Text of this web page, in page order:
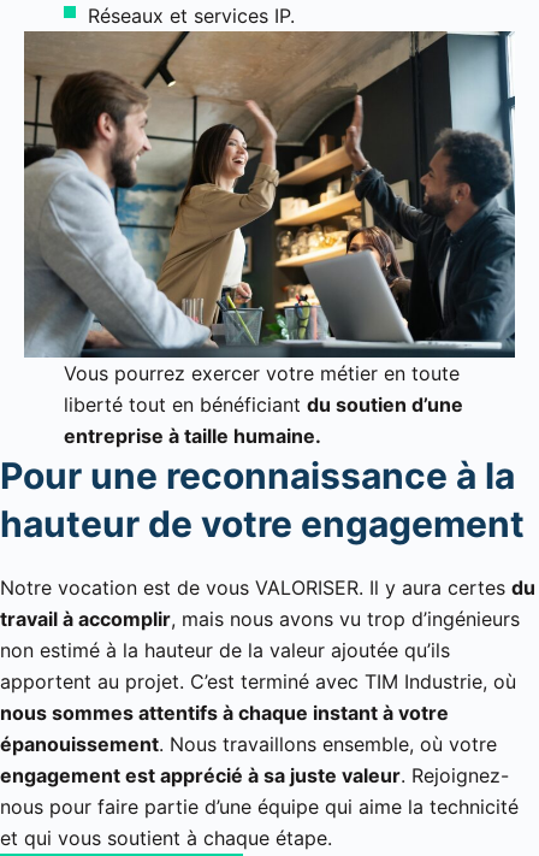
Réseaux et services IP.
Vous pourrez exercer votre métier en toute
liberté tout en bénéficiant du soutien d’une
entreprise à taille humaine.
Pour une reconnaissance à la
hauteur de votre engagement
Notre vocation est de vous VALORISER. Il y aura certes du
travail à accomplir, mais nous avons vu trop d’ingénieurs
non estimé à la hauteur de la valeur ajoutée qu’ils
apportent au projet. C’est terminé avec TIM Industrie, où
nous sommes attentifs à chaque instant à votre
épanouissement. Nous travaillons ensemble, où votre
engagement est apprécié à sa juste valeur. Rejoignez-
nous pour faire partie d’une équipe qui aime la technicité
et qui vous soutient à chaque étape.